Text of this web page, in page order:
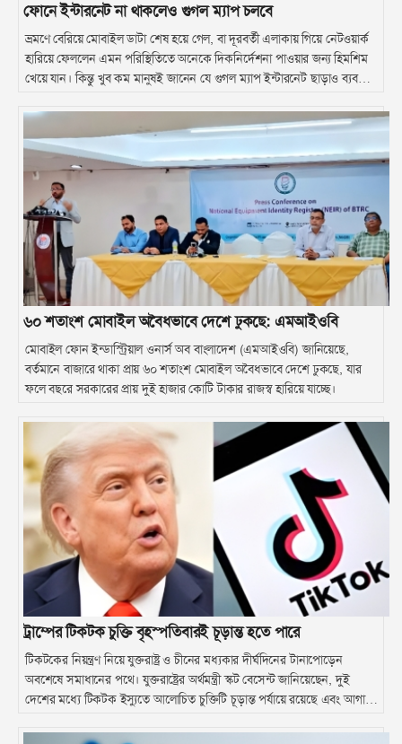
ফোনে ইন্টারনেট না থাকলেও গুগল ম্যাপ চলবে
ভ্রমণে বেরিয়ে মোবাইল ডাটা শেষ হয়ে গেল, বা দূরবর্তী এলাকায় গিয়ে নেটওয়ার্ক
হারিয়ে ফেললেন এমন পরিস্থিতিতে অনেকে দিকনির্দেশনা পাওয়ার জন্য হিমশিম
খেয়ে যান। কিন্তু খুব কম মানুষই জানেন যে গুগল ম্যাপ ইন্টারনেট ছাড়াও ব্যবহার
৬০ শতাংশ মোবাইল অবৈধভাবে দেশে ঢুকছে: এমআইওবি
মোবাইল ফোন ইন্ডাস্ট্রিয়াল ওনার্স অব বাংলাদেশ (এমআইওবি) জানিয়েছে,
বর্তমানে বাজারে থাকা প্রায় ৬০ শতাংশ মোবাইল অবৈধভাবে দেশে ঢুকছে, যার
ফলে বছরে সরকারের প্রায় দুই হাজার কোটি টাকার রাজস্ব হারিয়ে যাচ্ছে।
ট্রাম্পের টিকটক চুক্তি বৃহস্পতিবারই চূড়ান্ত হতে পারে
টিকটকের নিয়ন্ত্রণ নিয়ে যুক্তরাষ্ট্র ও চীনের মধ্যকার দীর্ঘদিনের টানাপোড়েন
অবশেষে সমাধানের পথে। যুক্তরাষ্ট্রের অর্থমন্ত্রী স্কট বেসেন্ট জানিয়েছেন, দুই
দেশের মধ্যে টিকটক ইস্যুতে আলোচিত চুক্তিটি চূড়ান্ত পর্যায়ে রয়েছে এবং আগামী
বৈঠকে এটি স্বাক্ষরিত হতে পারে।